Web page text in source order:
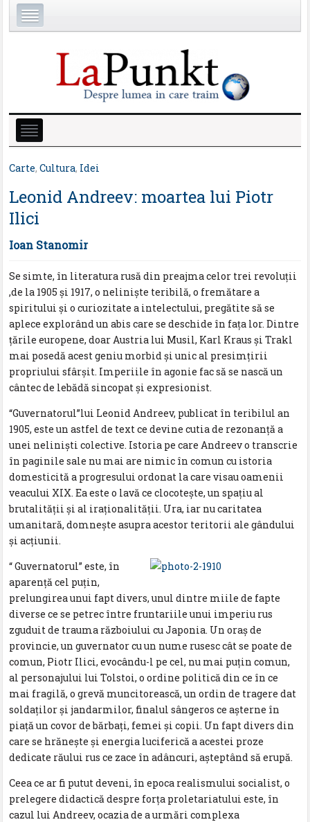
Carte,Cultura, Idei
Leonid Andreev: moartea lui Piotr
Ilici
Ioan Stanomir
Se simte, în literatura rusă din preajma celor trei revoluţii
,de la 1905 şi 1917, o nelinişte teribilă, o fremătare a
spiritului şi o curiozitate a intelectului, pregătite să se
aplece explorând un abis care se deschide în faţa lor. Dintre
ţările europene, doar Austria lui Musil, Karl Kraus şi Trakl
mai posedă acest geniu morbid şi unic al presimţirii
propriului sfârşit. Imperiile în agonie fac să se nască un
cântec de lebădă sincopat şi expresionist.
“Guvernatorul”lui Leonid Andreev, publicat în teribilul an
1905, este un astfel de text ce devine cutia de rezonanţă a
unei nelinişti colective. Istoria pe care Andreev o transcrie
în paginile sale nu mai are nimic în comun cu istoria
domesticită a progresului ordonat la care visau oamenii
veacului XIX. Ea este o lavă ce clocoteşte, un spaţiu al
brutalităţii şi al iraţionalităţii. Ura, iar nu caritatea
umanitară, domneşte asupra acestor teritorii ale gândului
şi acţiunii.
“ Guvernatorul” este, în
aparenţă cel puţin,
prelungirea unui fapt divers, unul dintre miile de fapte
diverse ce se petrec între fruntariile unui imperiu rus
zguduit de trauma războiului cu Japonia. Un oraş de
provincie, un guvernator cu un nume rusesc cât se poate de
comun, Piotr Ilici, evocându-l pe cel, nu mai puţin comun,
al personajului lui Tolstoi, o ordine politică din ce în ce
mai fragilă, o grevă muncitorească, un ordin de tragere dat
soldaţilor şi jandarmilor, finalul sângeros ce aşterne în
piaţă un covor de bărbaţi, femei şi copii. Un fapt divers din
care se hrăneşte şi energia luciferică a acestei proze
dedicate răului rus ce zace în adâncuri, aşteptând să erupă.
Ceea ce ar fi putut deveni, în epoca realismului socialist, o
prelegere didactică despre forţa proletariatului este, în
cazul lui Andreev, ocazia de a urmări complexa